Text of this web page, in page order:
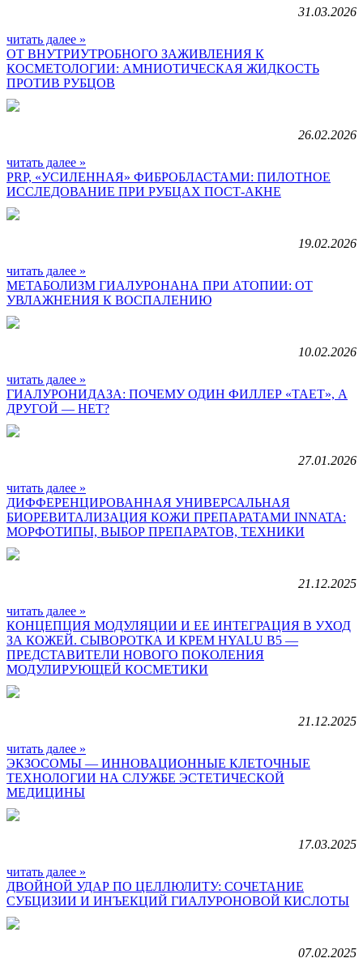
31.03.2026
читать далее »
ОТ ВНУТРИУТРОБНОГО ЗАЖИВЛЕНИЯ К
КОСМЕТОЛОГИИ: АМНИОТИЧЕСКАЯ ЖИДКОСТЬ
ПРОТИВ РУБЦОВ
26.02.2026
читать далее »
PRP, «УСИЛЕННАЯ» ФИБРОБЛАСТАМИ: ПИЛОТНОЕ
ИССЛЕДОВАНИЕ ПРИ РУБЦАХ ПОСТ-АКНЕ
19.02.2026
читать далее »
МЕТАБОЛИЗМ ГИАЛУРОНАНА ПРИ АТОПИИ: ОТ
УВЛАЖНЕНИЯ К ВОСПАЛЕНИЮ
10.02.2026
читать далее »
ГИАЛУРОНИДАЗА: ПОЧЕМУ ОДИН ФИЛЛЕР «ТАЕТ», А
ДРУГОЙ — НЕТ?
27.01.2026
читать далее »
ДИФФЕРЕНЦИРОВАННАЯ УНИВЕРСАЛЬНАЯ
БИОРЕВИТАЛИЗАЦИЯ КОЖИ ПРЕПАРАТАМИ INNATA:
МОРФОТИПЫ, ВЫБОР ПРЕПАРАТОВ, ТЕХНИКИ
21.12.2025
читать далее »
КОНЦЕПЦИЯ МОДУЛЯЦИИ И ЕЕ ИНТЕГРАЦИЯ В УХОД
ЗА КОЖЕЙ. СЫВОРОТКА И КРЕМ HYALU B5 —
ПРЕДСТАВИТЕЛИ НОВОГО ПОКОЛЕНИЯ
МОДУЛИРУЮЩЕЙ КОСМЕТИКИ
21.12.2025
читать далее »
ЭКЗОСОМЫ — ИННОВАЦИОННЫЕ КЛЕТОЧНЫЕ
ТЕХНОЛОГИИ НА СЛУЖБЕ ЭСТЕТИЧЕСКОЙ
МЕДИЦИНЫ
17.03.2025
читать далее »
ДВОЙНОЙ УДАР ПО ЦЕЛЛЮЛИТУ: СОЧЕТАНИЕ
СУБЦИЗИИ И ИНЪЕКЦИЙ ГИАЛУРОНОВОЙ КИСЛОТЫ
07.02.2025